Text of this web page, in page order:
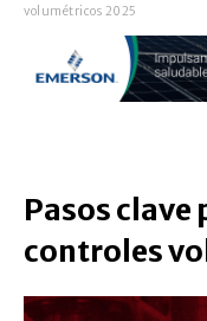
volumétricos 2025
Pasos
controles